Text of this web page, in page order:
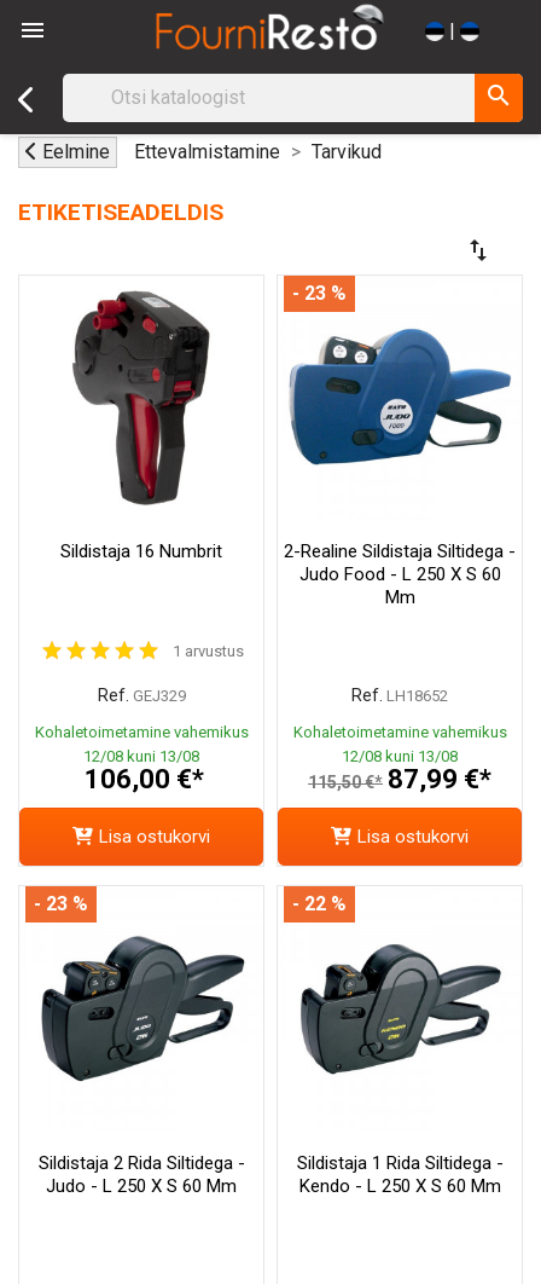
 |
search
Eelmine Ettevalmistamine Tarvikud
ETIKETISEADELDIS
swap_vert
Sildistaja 16 Numbrit
1 arvustus
Ref. GEJ329
Kohaletoimetamine vahemikus
12/08 kuni 13/08
106,00 €*
Lisa ostukorvi
2-Realine Sildistaja Siltidega -
Judo Food - L 250 X S 60
Mm
Ref. LH18652
Kohaletoimetamine vahemikus
12/08 kuni 13/08
115,50 €* 87,99 €*
- 23 %
Lisa ostukorvi
Sildistaja 2 Rida Siltidega -
Judo - L 250 X S 60 Mm
- 23 %
Sildistaja 1 Rida Siltidega -
Kendo - L 250 X S 60 Mm
- 22 %